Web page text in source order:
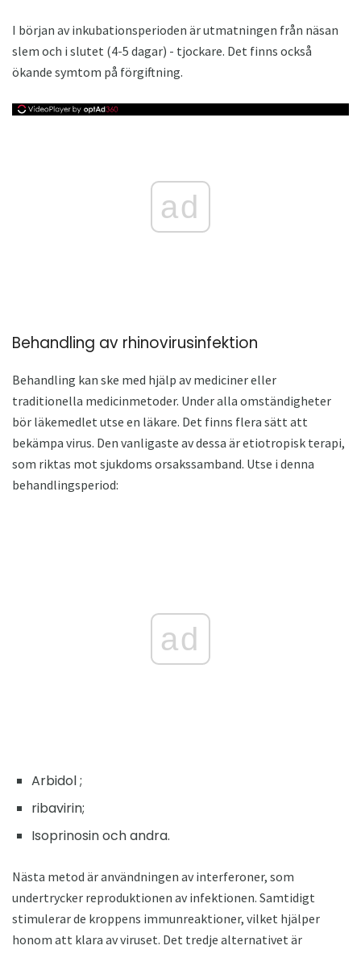
I början av inkubationsperioden är utmatningen från näsan
slem och i slutet (4-5 dagar) - tjockare. Det finns också
ökande symtom på förgiftning.
ad
Behandling av rhinovirusinfektion
Behandling kan ske med hjälp av mediciner eller
traditionella medicinmetoder. Under alla omständigheter
bör läkemedlet utse en läkare. Det finns flera sätt att
bekämpa virus. Den vanligaste av dessa är etiotropisk terapi,
som riktas mot sjukdoms orsakssamband. Utse i denna
behandlingsperiod:
ad
Arbidol ;
ribavirin;
Isoprinosin och andra.
Nästa metod är användningen av interferoner, som
undertrycker reproduktionen av infektionen. Samtidigt
stimulerar de kroppens immunreaktioner, vilket hjälper
honom att klara av viruset. Det tredje alternativet är